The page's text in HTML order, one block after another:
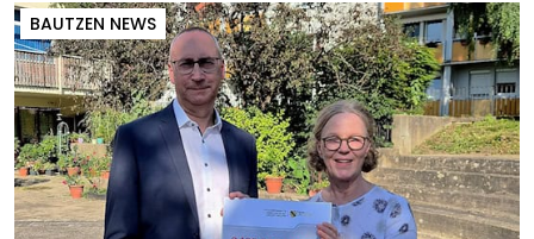
BAUTZEN NEWS